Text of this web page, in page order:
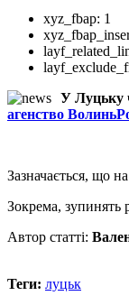
xyz_fbap: 1
У Луцьку
агенство
Зазначається, що
Зокрема, зупинять
Автор статті:
Теги: луцьк